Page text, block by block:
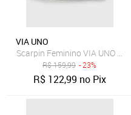
VIA UNO
Scarpin Feminino VIA UNO
R$159,99 - 23%
R$ 122,99 no Pix